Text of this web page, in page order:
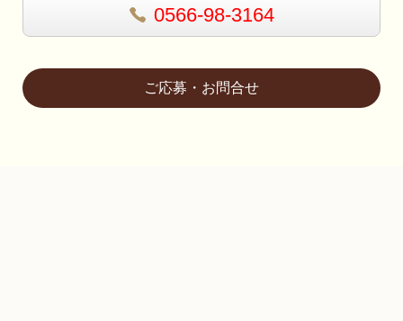
0566-98-3164
ご応募・お問合せ